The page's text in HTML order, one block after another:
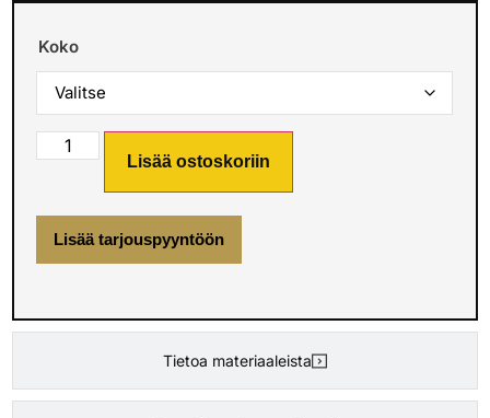
Tietoa materiaaleista
Koko
Lisää ostoskoriin
Lisää tarjouspyyntöön